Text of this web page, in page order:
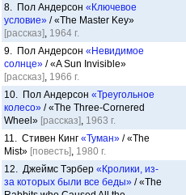
8. Пол Андерсон «Ключевое
условие» / «The Master Key»
[рассказ], 1964 г.
9. Пол Андерсон «Невидимое
солнце» / «A Sun Invisible»
[рассказ], 1966 г.
10. Пол Андерсон «Треугольное
колесо» / «The Three-Cornered
Wheel» [рассказ], 1963 г.
11. Стивен Кинг «Туман» / «The
Mist» [повесть], 1980 г.
12. Джеймс Тэрбер «Кролики, из-
за которых были все беды» / «The